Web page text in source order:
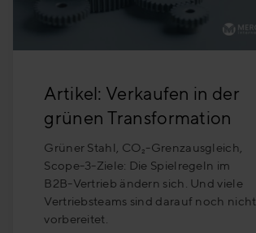
Artikel: Verkaufen in der
grünen Transformation
Grüner Stahl, CO₂-Grenzausgleich,
Scope-3-Ziele: Die Spielregeln im
B2B-Vertrieb ändern sich. Und viele
Vertriebsteams sind darauf noch nicht
vorbereitet.